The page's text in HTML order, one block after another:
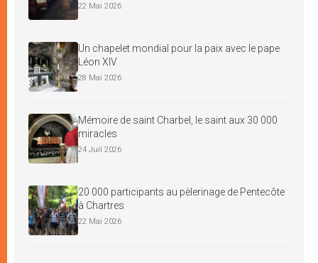
22 Mai 2026
Un chapelet mondial pour la paix avec le pape
Léon XIV
28 Mai 2026
Mémoire de saint Charbel, le saint aux 30 000
miracles
24 Juil 2026
20 000 participants au pèlerinage de Pentecôte
à Chartres
22 Mai 2026